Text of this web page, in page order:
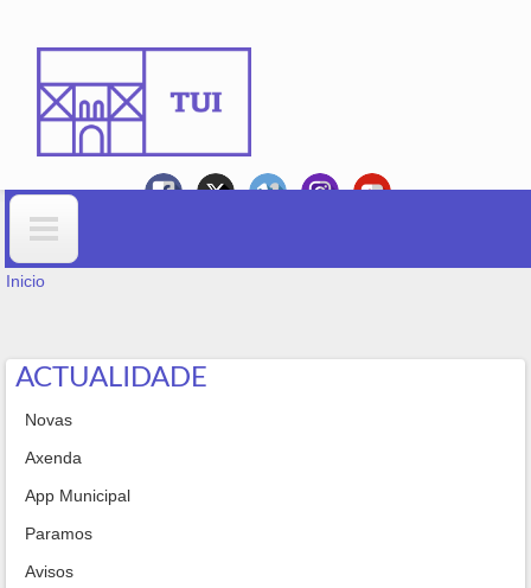
Formulario de busca
VOSTEDE ESTÁ AQUÍ
Inicio
ACTUALIDADE
Novas
Axenda
App Municipal
Paramos
Avisos